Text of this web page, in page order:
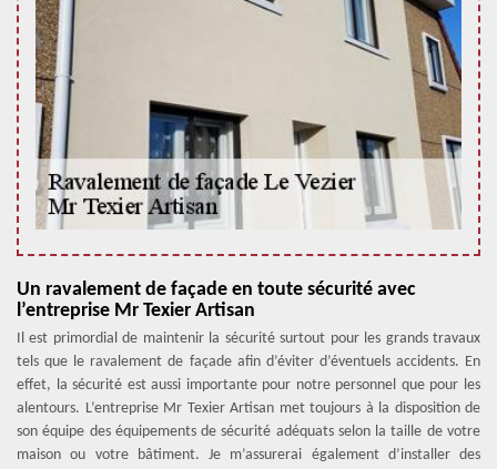
Un ravalement de façade en toute sécurité avec
l’entreprise Mr Texier Artisan
Il est primordial de maintenir la sécurité surtout pour les grands travaux
tels que le ravalement de façade afin d’éviter d’éventuels accidents. En
effet, la sécurité est aussi importante pour notre personnel que pour les
alentours. L’entreprise Mr Texier Artisan met toujours à la disposition de
son équipe des équipements de sécurité adéquats selon la taille de votre
maison ou votre bâtiment. Je m’assurerai également d’installer des